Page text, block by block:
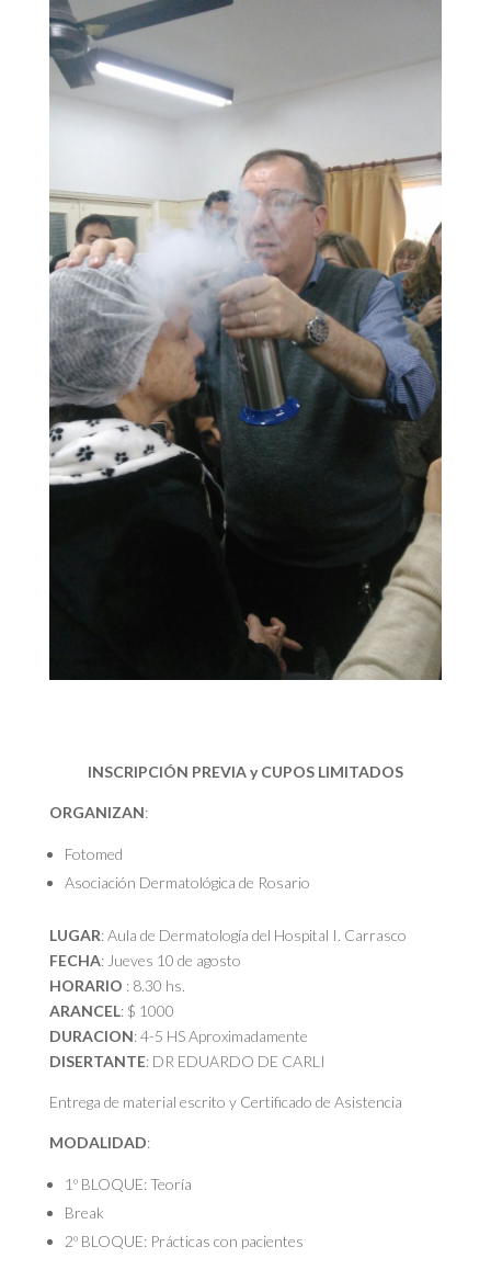
INSCRIPCIÓN PREVIA y CUPOS LIMITADOS
ORGANIZAN:
Fotomed
Asociación Dermatológica de Rosario
LUGAR: Aula de Dermatología del Hospital I. Carrasco
FECHA: Jueves 10 de agosto
HORARIO : 8.30 hs.
ARANCEL: $ 1000
DURACION: 4-5 HS Aproximadamente
DISERTANTE: DR EDUARDO DE CARLI
Entrega de material escrito y Certificado de Asistencia
MODALIDAD:
1º BLOQUE: Teoría
Break
2º BLOQUE: Prácticas con pacientes